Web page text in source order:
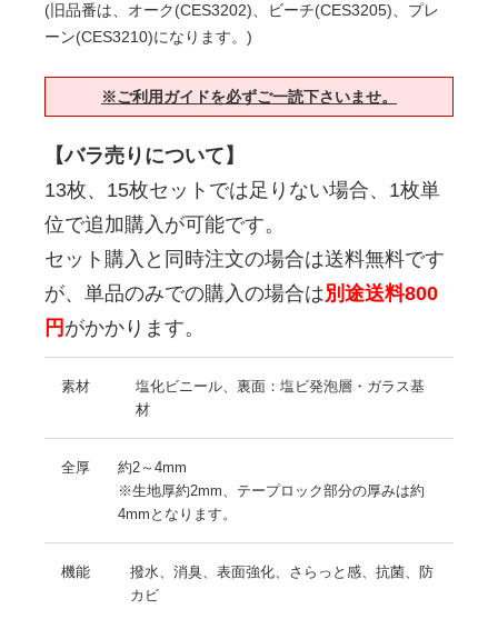
(旧品番は、オーク(CES3202)、ビーチ(CES3205)、プレ
ーン(CES3210)になります。)
※ご利用ガイドを必ずご一読下さいませ。
【バラ売りについて】
13枚、15枚セットでは足りない場合、1枚単
位で追加購入が可能です。
セット購入と同時注文の場合は送料無料です
が、単品のみでの購入の場合は別途送料800
円 がかかります。
素材
塩化ビニール、裏面：塩ビ発泡層・ガラス基
材
全厚
約2～4mm
※生地厚約2mm、テープロック部分の厚みは約
4mmとなります。
機能
撥水、消臭、表面強化、さらっと感、抗菌、防
カビ